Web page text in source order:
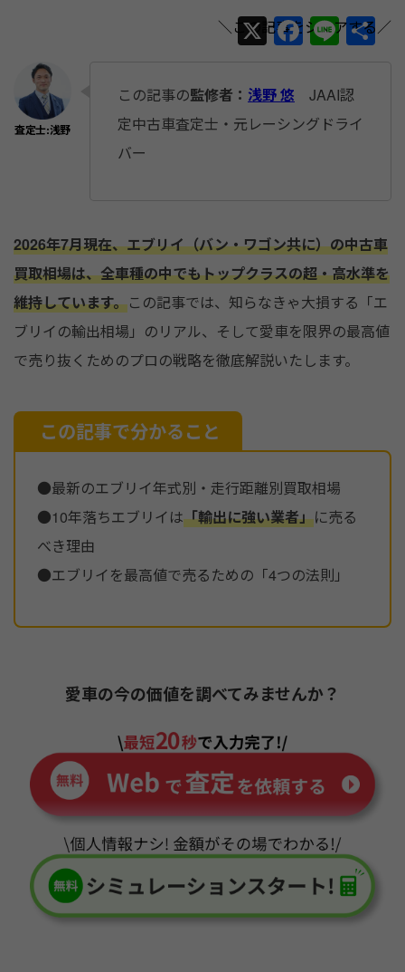
X F
c
e
k
Li
e
共
この記事の監修者： 浅野 悠 JAAI認
定中古車査定士・元レーシングドライ
バー
2026年7月現在、エブリイ（バン・ワゴン共に）の中古車
買取相場は、全車種の中でもトップクラスの超・高水準を
維持しています。この記事では、知らなきゃ大損する「エ
ブリイの輸出相場」のリアル、そして愛車を限界の最高値
で売り抜くためのプロの戦略を徹底解説いたします。
この記事で分かること
●最新のエブリイ年式別・走行距離別買取相場
●10年落ちエブリイは「輸出に強い業者」に売る
べき理由
●エブリイを最高値で売るための「4つの法則」
愛車の今の価値を調べてみませんか？